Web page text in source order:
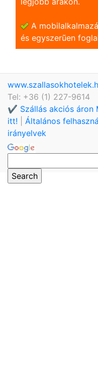
A
és egyszerũen
Tel: +36 (1) 227-9614
✔️ Szállás akciós áron
itt!
Általános
irányelvek